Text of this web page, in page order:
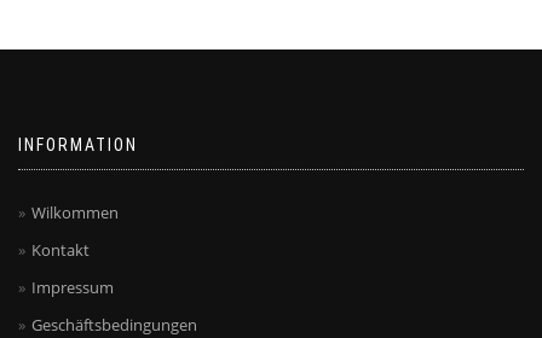
INFORMATION
Wilkommen
Kontakt
Impressum
Geschäftsbedingungen